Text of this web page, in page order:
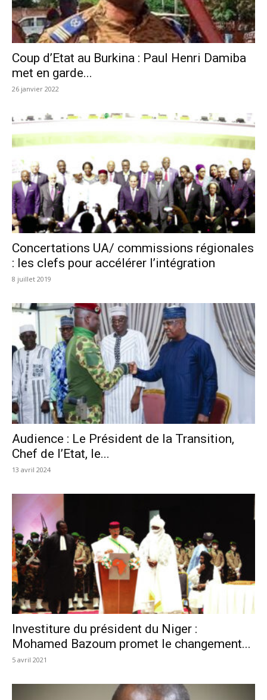
Coup d’Etat au Burkina : Paul Henri Damiba
met en garde...
26 janvier 2022
Concertations UA/ commissions régionales
: les clefs pour accélérer l’intégration
8 juillet 2019
Audience : Le Président de la Transition,
Chef de l’Etat, le...
13 avril 2024
Investiture du président du Niger :
Mohamed Bazoum promet le changement...
5 avril 2021